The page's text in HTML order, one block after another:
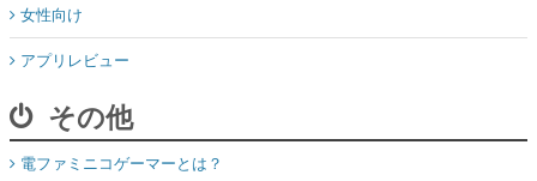
女性向け
アプリレビュー
その他
電ファミニコゲーマーとは？